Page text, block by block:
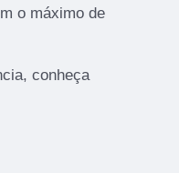
o máximo de
conheça